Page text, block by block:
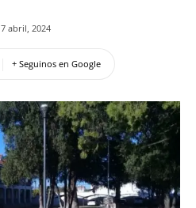
7 abril, 2024
+ Seguinos en Google